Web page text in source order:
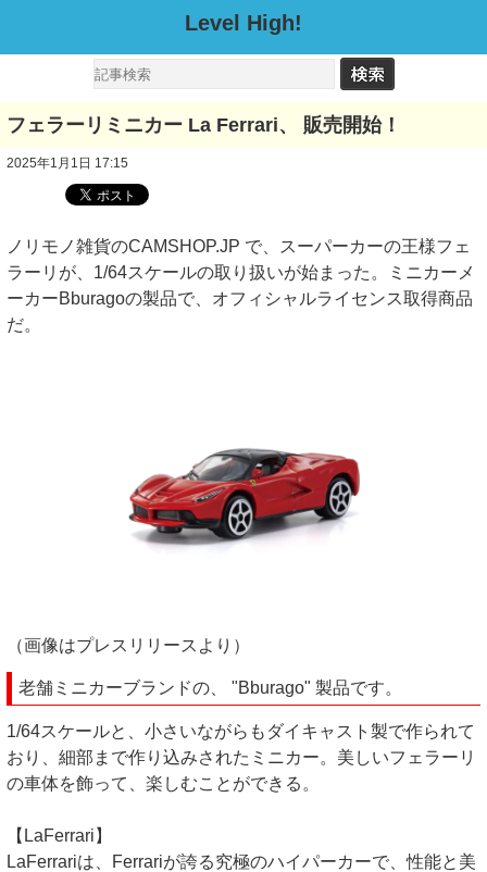
Level High!
フェラーリミニカー La Ferrari、 販売開始！
2025年1月1日 17:15
ノリモノ雑貨のCAMSHOP.JP で、スーパーカーの王様フェ
ラーリが、1/64スケールの取り扱いが始まった。ミニカーメ
ーカーBburagoの製品で、オフィシャルライセンス取得商品
だ。
（画像はプレスリリースより）
老舗ミニカーブランドの、 "Bburago" 製品です。
1/64スケールと、小さいながらもダイキャスト製で作られて
おり、細部まで作り込みされたミニカー。美しいフェラーリ
の車体を飾って、楽しむことができる。
【LaFerrari】
LaFerrariは、Ferrariが誇る究極のハイパーカーで、性能と美